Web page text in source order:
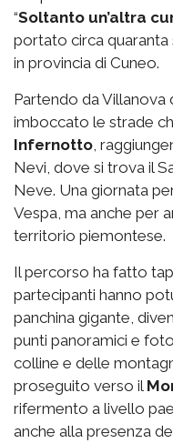
“Soltanto un’altra
portato circa quaranta
in provincia di Cuneo.
Partendo da Villanova
imboccato le strade
Infernotto ,
Nevi, dove si trova il
Neve. Una giornata
Vespa, ma anche per
territorio piemontese.
Il percorso ha fatto
partecipanti hanno
panchina gigante,
punti panoramici e
colline e delle
proseguito verso il
rifermento a livello
anche alla presenza